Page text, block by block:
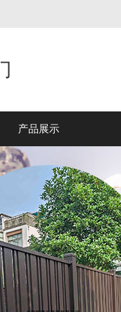
产品展示